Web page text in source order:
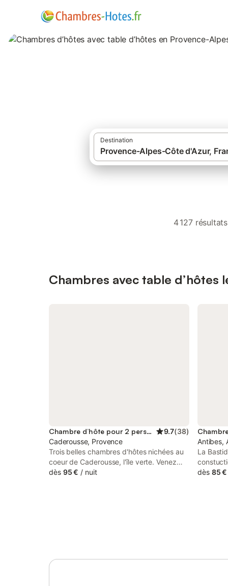
Destination
4 127
Chambres avec table d’hôtes
Chambre d’hôte pour 2 personnes 9.7(38)
Caderousse, Provence
Trois belles chambres d'hôtes nichées au
coeur de Caderousse, l'île verte. Venez
vous reposer en toute sécurité vous et vos
dès 95 € / nuit
Antibes,
La
propose
pas de
dès 85 €